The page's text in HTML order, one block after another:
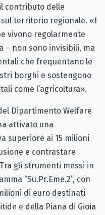
contributo delle
territorio regionale. «I
vivono regolarmente
– non sono invisibili, ma
che frequentano le
borghi e sostengono
come l’agricoltura».
Dipartimento Welfare
attivato una
superiore ai 15 milioni
e contrastare
gli strumenti messi in
“Su.Pr.Eme.2”, con
di euro destinati
e della Piana di Gioia